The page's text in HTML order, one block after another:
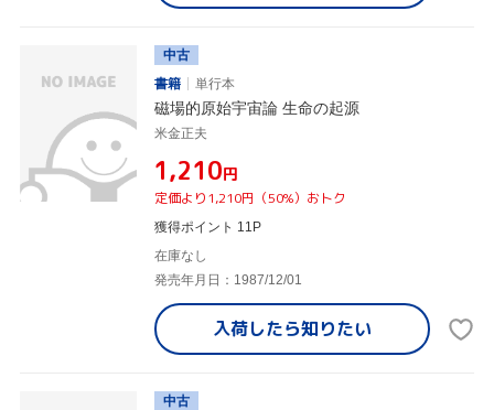
中古
書籍
単行本
磁場的原始宇宙論 生命の起源
米金正夫
¥1,210円
定価より1,210円（50%）おトク
獲得ポイント 11P
在庫なし
発売年月日：1987/12/01
入荷したら知りたい
中古